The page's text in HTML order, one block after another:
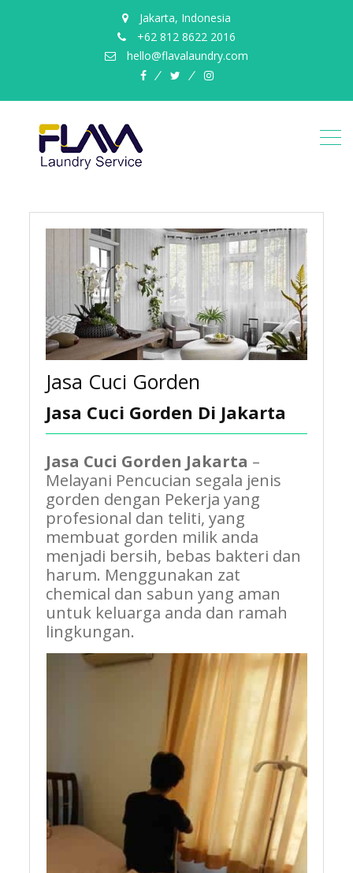
Jakarta, Indonesia
+62 812 8622 2016
hello@flavalaundry.com
facebooktwitterinstagram
Jasa Cuci Gorden
Jasa Cuci Gorden Di Jakarta
Jasa Cuci Gorden Jakarta –
Melayani Pencucian segala jenis
gorden dengan Pekerja yang
profesional dan teliti, yang
membuat gorden milik anda
menjadi bersih, bebas bakteri dan
harum. Menggunakan zat
chemical dan sabun yang aman
untuk keluarga anda dan ramah
lingkungan.